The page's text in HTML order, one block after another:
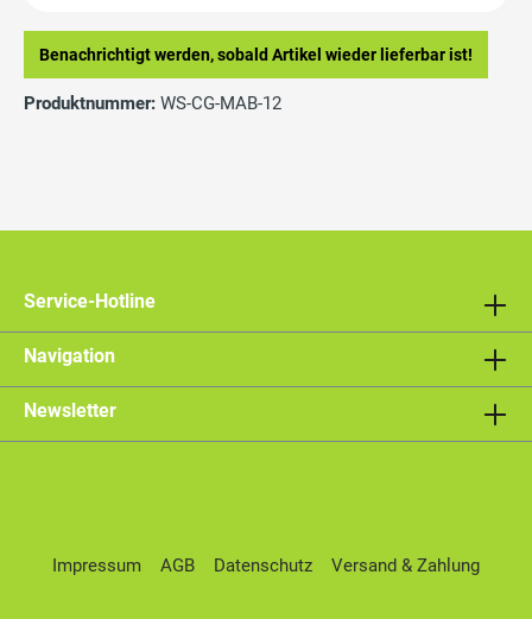
Benachrichtigt werden, sobald Artikel wieder lieferbar ist!
Produktnummer: WS-CG-MAB-12
Service-Hotline
Navigation
Newsletter
Impressum AGB Datenschutz Versand & Zahlung